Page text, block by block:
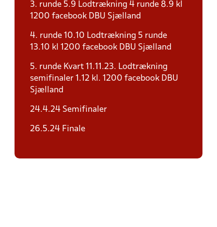
3. runde 5.9 Lodtrækning 4 runde 8.9 kl
1200 facebook DBU Sjælland
4. runde 10.10 Lodtrækning 5 runde
13.10 kl 1200 facebook DBU Sjælland
5. runde Kvart 11.11.23. Lodtrækning
semifinaler 1.12 kl. 1200 facebook DBU
Sjælland
24.4.24 Semifinaler
26.5.24 Finale